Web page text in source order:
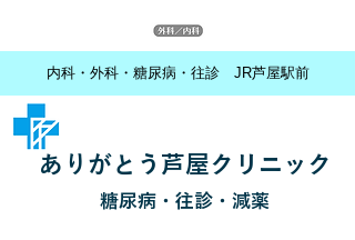
内科・外科・糖尿病・往診 JR芦屋駅前
ありがとう芦屋クリニック
糖尿病・往診・減薬